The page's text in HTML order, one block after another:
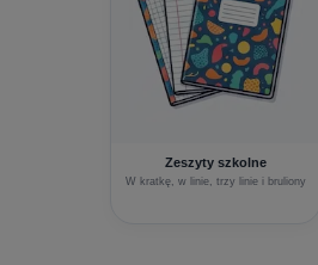
Zeszyty szkolne
W kratkę, w linie, trzy linie i bruliony